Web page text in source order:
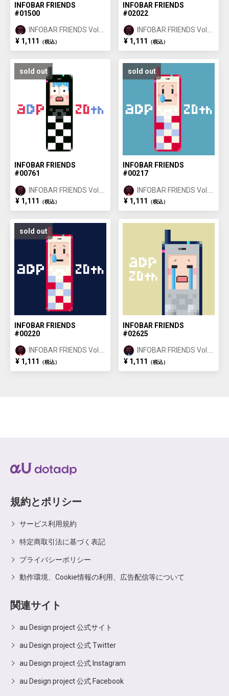
INFOBAR FRIENDS
#01500
INFOBAR FRIENDS Vol.1
ANNIN ①
¥ 1,111 （税込）
INFOBAR FRIENDS
#02022
INFOBAR FRIENDS Vol.1
ICHIMATSU ②
¥ 1,111 （税込）
sold out
INFOBAR FRIENDS
#00761
INFOBAR FRIENDS Vol.1
ICHIMATSU ①
¥ 1,111 （税込）
sold out
INFOBAR FRIENDS
#00217
INFOBAR FRIENDS Vol.1
NISHIKIGOI ①
¥ 1,111 （税込）
sold out
INFOBAR FRIENDS
#00220
INFOBAR FRIENDS Vol.1
NISHIKIGOI ①
¥ 1,111 （税込）
INFOBAR FRIENDS
#02625
INFOBAR FRIENDS Vol.1
BUILDING ②
¥ 1,111 （税込）
規約とポリシー
サービス利用規約
特定商取引法に基づく表記
プライバシーポリシー
動作環境、Cookie情報の利用、広告配信等について
関連サイト
au Design project 公式サイト
au Design project 公式 Twitter
au Design project 公式 Instagram
au Design project 公式 Facebook